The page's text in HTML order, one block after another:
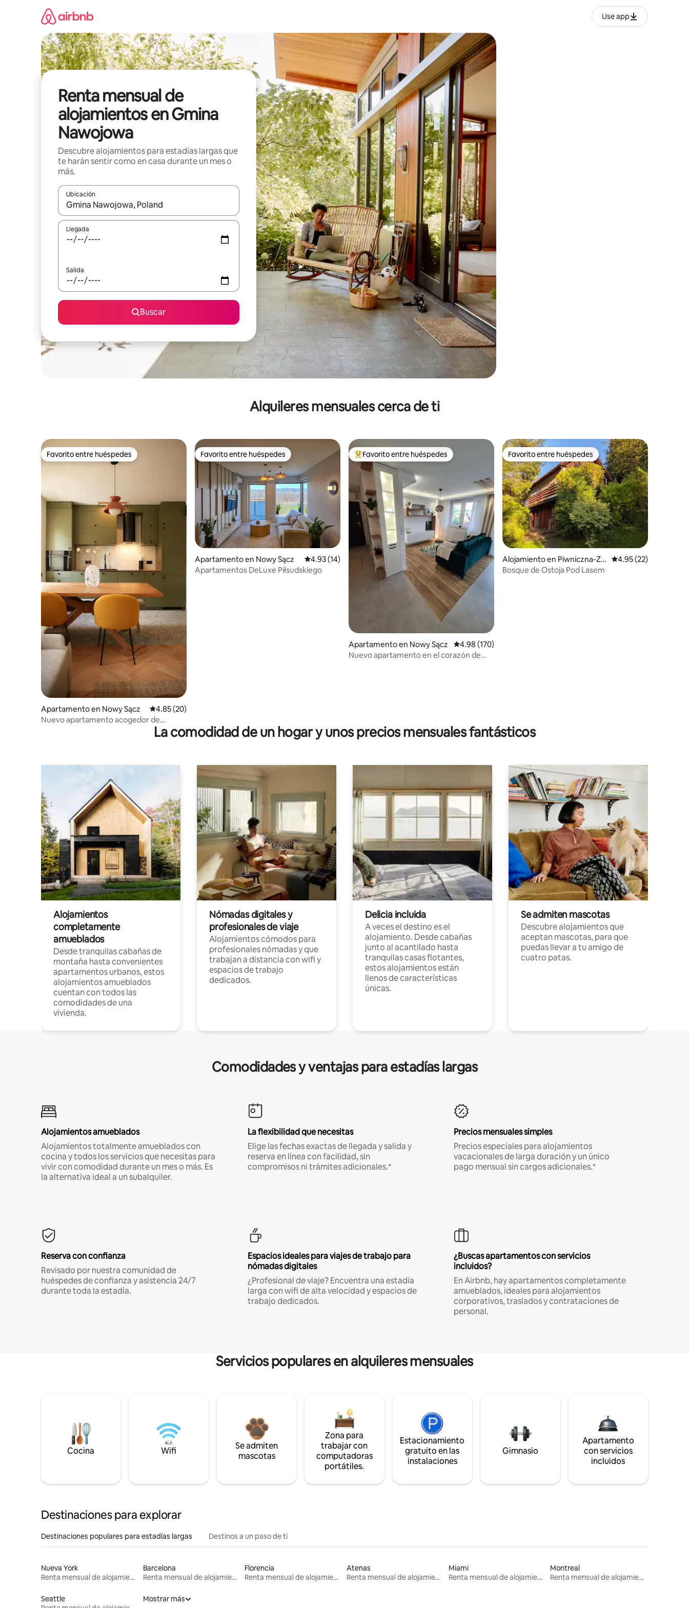
Use app
Renta mensual de
alojamientos en Gmina
Nawojowa
Descubre alojamientos para estadías largas que
te harán sentir como en casa durante un mes o
más.
Ubicación
Cuando los resultados estén disponibles, navega con las teclas de flecha hacia arriba y hacia abajo o explora con el tacto o desliza el dedo.
Llegada
Salida
Buscar
Alquileres mensuales cerca de ti
Favorito entre huéspedes
Favorito entre huéspedes
Apartamento en Nowy Sącz Calificación promedio: 4.85 de 5, 20 reseñas
4.85 (20)
Nuevo apartamento acogedor de
Favorito entre huéspedes
Favorito entre huéspedes
Apartamento en Nowy Sącz Calificación promedio: 4.93 de 5, 14 reseñas
4.93 (14)
Apartamentos DeLuxe Piłsudskiego
Favorito entre huéspedes preferido
Favorito entre huéspedes
Apartamento en Nowy Sącz Calificación promedio: 4.98 de 5, 170 reseñas
4.98 (170)
Nuevo apartamento en el corazón de
Favorito entre huéspedes
Favorito entre huéspedes
Alojamiento en Piwniczna-Zd
rój
Calificación
4.95 (22)
Bosque de Ostoja Pod Lasem
La comodidad de un hogar y unos precios mensuales fantásticos
Alojamientos
completamente
amueblados
Desde tranquilas cabañas de
montaña hasta convenientes
apartamentos urbanos, estos
alojamientos amueblados
cuentan con todos las
comodidades de una
vivienda.
Nómadas digitales y
profesionales de viaje
Alojamientos cómodos para
profesionales nómadas y que
trabajan a distancia con wifi y
espacios de trabajo
dedicados.
Delicia incluida
A veces el destino es el
alojamiento. Desde cabañas
junto al acantilado hasta
tranquilas casas flotantes,
estos alojamientos están
llenos de características
únicas.
Se admiten mascotas
Descubre alojamientos que
aceptan mascotas, para que
puedas llevar a tu amigo de
cuatro patas.
Comodidades y ventajas para estadías largas
Alojamientos amueblados
Alojamientos totalmente amueblados con
cocina y todos los servicios que necesitas para
vivir con comodidad durante un mes o más. Es
la alternativa ideal a un subalquiler.
La flexibilidad que necesitas
Elige las fechas exactas de llegada y salida y
reserva en línea con facilidad, sin
compromisos ni trámites adicionales.*
Precios mensuales simples
Precios especiales para alojamientos
vacacionales de larga duración y un único
pago mensual sin cargos adicionales.*
Reserva con confianza
Revisado por nuestra comunidad de
huéspedes de confianza y asistencia 24/7
durante toda la estadía.
Espacios ideales para viajes de trabajo para
nómadas digitales
¿Profesional de viaje? Encuentra una estadía
larga con wifi de alta velocidad y espacios de
trabajo dedicados.
¿Buscas apartamentos con servicios
incluidos?
En Airbnb, hay apartamentos completamente
amueblados, ideales para alojamientos
corporativos, traslados y contrataciones de
personal.
Servicios populares en alquileres mensuales
Cocina Wifi
Se admiten
mascotas
Zona para
trabajar con
computadoras
portátiles.
Estacionamiento
gratuito en las
instalaciones
Gimnasio
Apartamento
con servicios
incluidos
Destinaciones para explorar
Destinaciones populares para estadías largas Destinos a un paso de ti
Nueva York
Renta mensual de alojamientos
Barcelona
Renta mensual de alojamientos
Florencia
Renta mensual de alojamientos
Atenas
Renta mensual de alojamientos
Miami
Renta mensual de alojamientos
Montreal
Renta mensual de alojamientos
Seattle
Mostrar más